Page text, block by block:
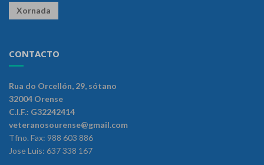
Xornada
CONTACTO
Rua do Orcellón, 29, sótano
32004 Orense
C.I.F.: G32242414
veteranosourense@gmail.com
Tfno. Fax: 988 603 886
Jose Luis: 637 338 167